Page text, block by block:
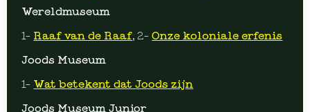
Wereldmuseum
1- Raaf van de Raaf, 2-Onze koloniale erfenis
Joods Museum
1- Wat betekent dat Joods zijn
Joods Museum Junior